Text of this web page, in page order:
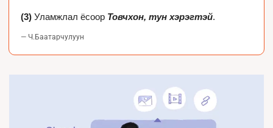
(3) Уламжлал ёсоор Товчхон, тун хэрэгтэй.
— Ч.Баатарчулуун